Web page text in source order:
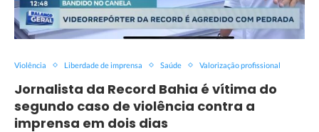
Violência Liberdade de imprensa Saúde Valorização profissional
Jornalista da Record Bahia é vítima do
segundo caso de violência contra a
imprensa em dois dias